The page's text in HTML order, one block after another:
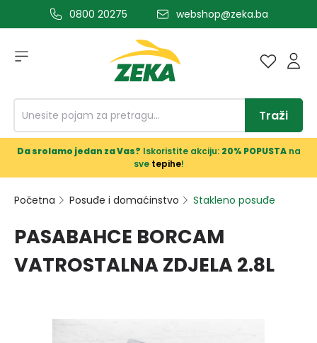
glavni sadržaj0800 20275 webshop@zeka.ba
Traži
Da srolamo jedan za Vas? Iskoristite akciju: 20% POPUSTAna
sve tepihe!
Početna Posuđe i domaćinstvo Stakleno posuđe
PASABAHCE BORCAM
VATROSTALNA ZDJELA 2.8L